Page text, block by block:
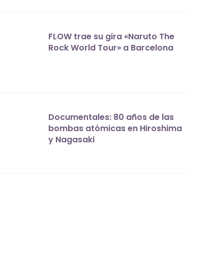
FLOW trae su gira «Naruto The
Rock World Tour» a Barcelona
Documentales: 80 años de las
bombas atómicas en Hiroshima
y Nagasaki